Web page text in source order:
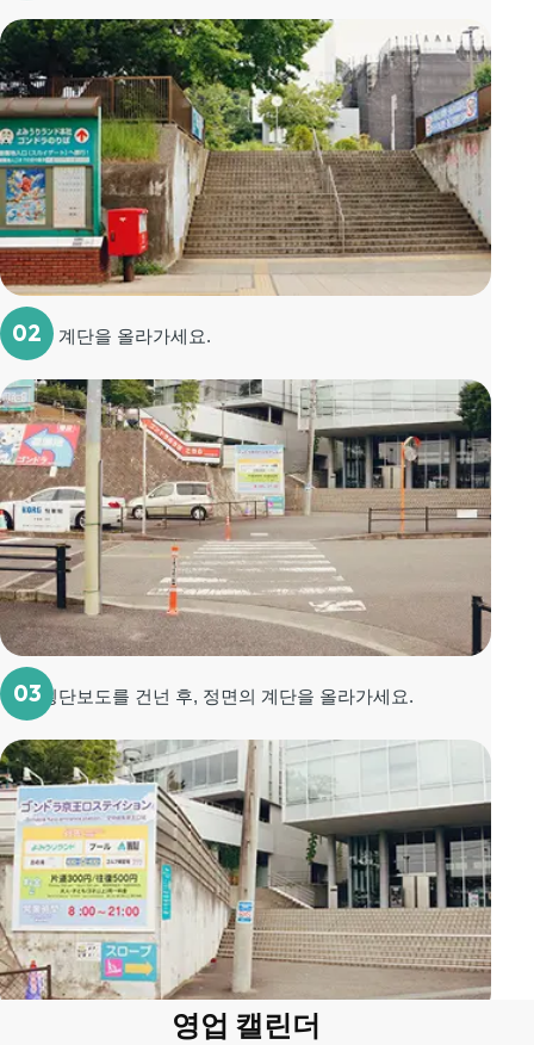
02
정면의 계단을 올라가세요.
03
왼쪽 횡단보도를 건넌 후, 정면의 계단을 올라가세요.
영업 캘린더